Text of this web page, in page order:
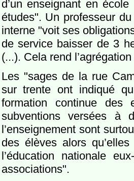
d’un enseignant en
études". Un professeur
interne "voit ses
de service baisser de 3
(...). Cela rend
Les "sages de la rue
sur trente ont indiqué
formation continue des
subventions versées à
l’enseignement sont
des élèves alors
l’éducation nationale
associations".